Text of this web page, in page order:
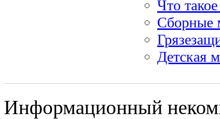
Что
Сборные
Детская
Информационный